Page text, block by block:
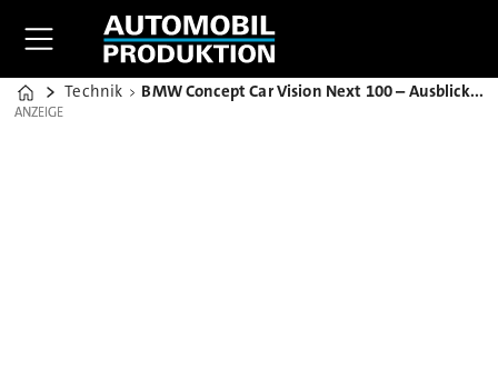
Home
Technik BMW Concept Car Vision Next 100 – Ausblick auf Mobilität der Zukunft
ANZEIGE
ANZEIGE